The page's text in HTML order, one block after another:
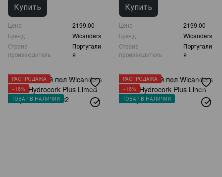
Купить
Цена
2199.00
Бренд
Wicanders
Страна
производитель
Португали
я
Купить
Цена
2199.00
Бренд
Wicanders
Страна
производитель
Португали
я
РАСПРОДАЖА
−16%
ТОВАР В НАЛИЧИИ
РАСПРОДАЖА
−16%
ТОВАР В НАЛИЧИИ